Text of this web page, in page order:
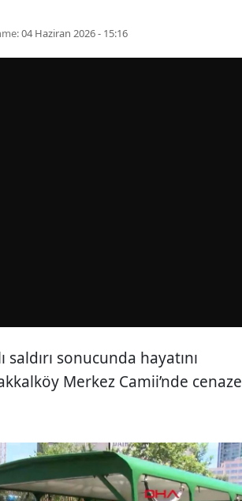
04 Haziran 2026 - 15:16
sonucunda hayatını
Merkez Camii’nde cenaze